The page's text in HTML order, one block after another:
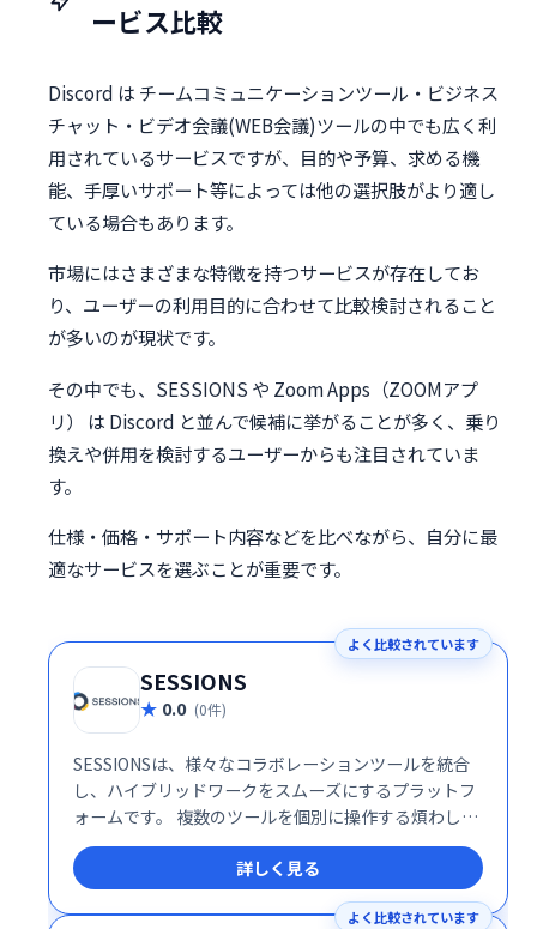
ービス比較
Discord は チームコミュニケーションツール・ビジネス
チャット・ビデオ会議(WEB会議)ツールの中でも広く利
用されているサービスですが、目的や予算、求める機
能、手厚いサポート等によっては他の選択肢がより適し
ている場合もあります。
市場にはさまざまな特徴を持つサービスが存在してお
り、ユーザーの利用目的に合わせて比較検討されること
が多いのが現状です。
その中でも、SESSIONS や Zoom Apps（ZOOMアプ
リ） は Discord と並んで候補に挙がることが多く、乗り
換えや併用を検討するユーザーからも注目されていま
す。
仕様・価格・サポート内容などを比べながら、自分に最
適なサービスを選ぶことが重要です。
よく比較されています
SESSIONS
0.0 (0件)
SESSIONSは、様々なコラボレーションツールを統合
し、ハイブリッドワークをスムーズにするプラットフ
ォームです。 複数のツールを個別に操作する煩わしさ
を解消し、1つの場所で全てのコミュニケーションを
管理できます。 効率的な情報共有と円滑なチームワー
クを実現し、生産性の向上に貢献します。
詳しく見る
よく比較されています